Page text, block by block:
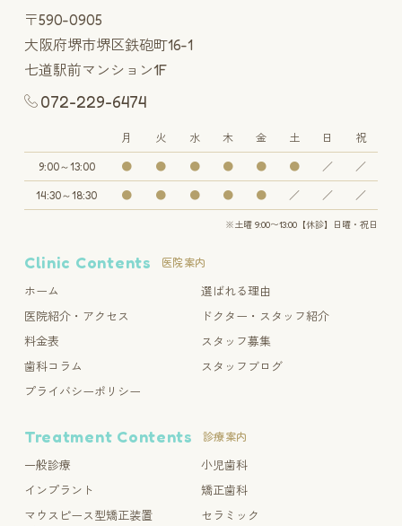
〒590-0905
大阪府堺市堺区鉄砲町16-1
七道駅前マンション1F
072-229-6474
月 火 水 木 金 土 日 祝
9:00～13:00 ● ● ● ● ● ● ／ ／
14:30～18:30 ● ● ● ● ● ／ ／ ／
※土曜 9:00〜13:00【休診】日曜・祝日
Clinic Contents 医院案内
ホーム
選ばれる理由
医院紹介・アクセス
ドクター・スタッフ紹介
料金表
スタッフ募集
歯科コラム
スタッフブログ
プライバシーポリシー
Treatment Contents 診療案内
一般診療
小児歯科
インプラント
矯正歯科
マウスピース型矯正装置
セラミック